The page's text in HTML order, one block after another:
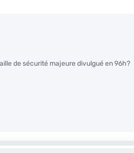
de sécurité majeure divulgué en 96h?